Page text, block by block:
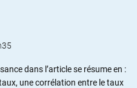
dans l’article se résume en :
une corrélation entre le taux